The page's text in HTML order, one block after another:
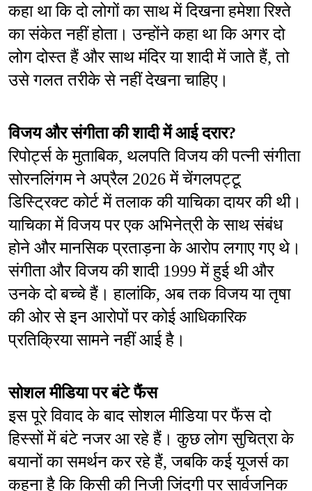
कहा था कि दो लोगों का साथ में दिखना हमेशा रिश्ते
का संकेत नहीं होता। उन्होंने कहा था कि अगर दो
लोग दोस्त हैं और साथ मंदिर या शादी में जाते हैं, तो
उसे गलत तरीके से नहीं देखना चाहिए।
विजय और संगीता की शादी में आई दरार?
रिपोर्ट्स के मुताबिक, थलपति विजय की पत्नी संगीता
सोरनलिंगम ने अप्रैल 2026 में चेंगलपट्टू
डिस्ट्रिक्ट कोर्ट में तलाक की याचिका दायर की थी।
याचिका में विजय पर एक अभिनेत्री के साथ संबंध
होने और मानसिक प्रताड़ना के आरोप लगाए गए थे।
संगीता और विजय की शादी 1999 में हुई थी और
उनके दो बच्चे हैं। हालांकि, अब तक विजय या तृषा
की ओर से इन आरोपों पर कोई आधिकारिक
प्रतिक्रिया सामने नहीं आई है।
सोशल मीडिया पर बंटे फैंस
इस पूरे विवाद के बाद सोशल मीडिया पर फैंस दो
हिस्सों में बंटे नजर आ रहे हैं। कुछ लोग सुचित्रा के
बयानों का समर्थन कर रहे हैं, जबकि कई यूजर्स का
कहना है कि किसी की निजी जिंदगी पर सार्वजनिक